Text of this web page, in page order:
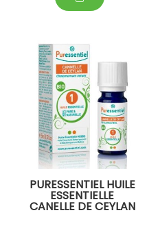
PURESSENTIEL HUILE
ESSENTIELLE
CANELLE DE CEYLAN